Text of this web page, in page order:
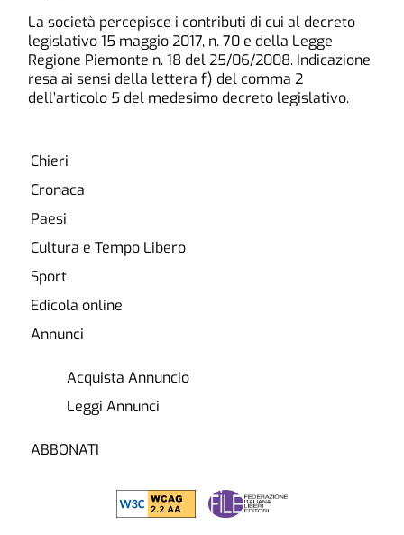
La società percepisce i contributi di cui al decreto
legislativo 15 maggio 2017, n. 70 e della Legge
Regione Piemonte n. 18 del 25/06/2008. Indicazione
resa ai sensi della lettera f) del comma 2
dell’articolo 5 del medesimo decreto legislativo.
Chieri
Cronaca
Paesi
Cultura e Tempo Libero
Sport
Edicola online
Annunci
Acquista Annuncio
Leggi Annunci
ABBONATI